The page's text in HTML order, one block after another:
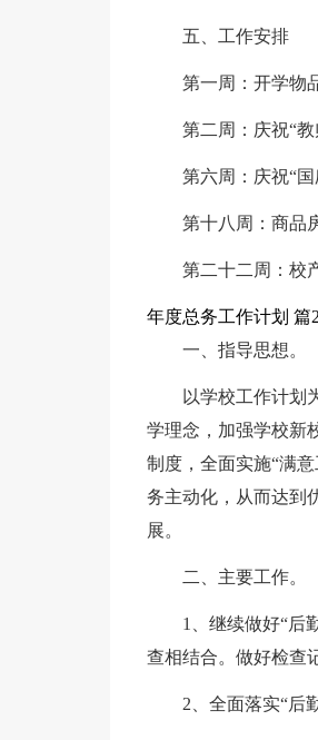
五、工作安排
第一周：开学物
第二周：庆祝“教
第六周：庆祝“国
第十八周：商品
第二十二周：校
年度总务工作计划 篇2
一、指导思想。
以学校工作计划
学理念，加强学校新
制度，全面实施“满
务主动化，从而达到
展。
二、主要工作。
1、继续做好“后
查相结合。做好检查
2、全面落实“后